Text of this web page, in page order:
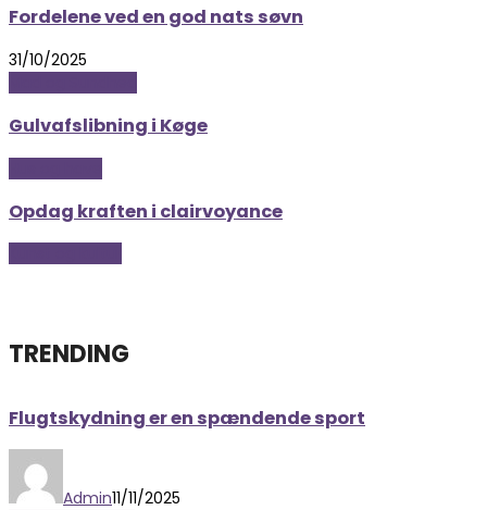
Fordelene ved en god nats søvn
31/10/2025
Gulvafslibning i Køge
Opdag kraften i clairvoyance
TRENDING
Flugtskydning er en spændende sport
Admin11/11/2025